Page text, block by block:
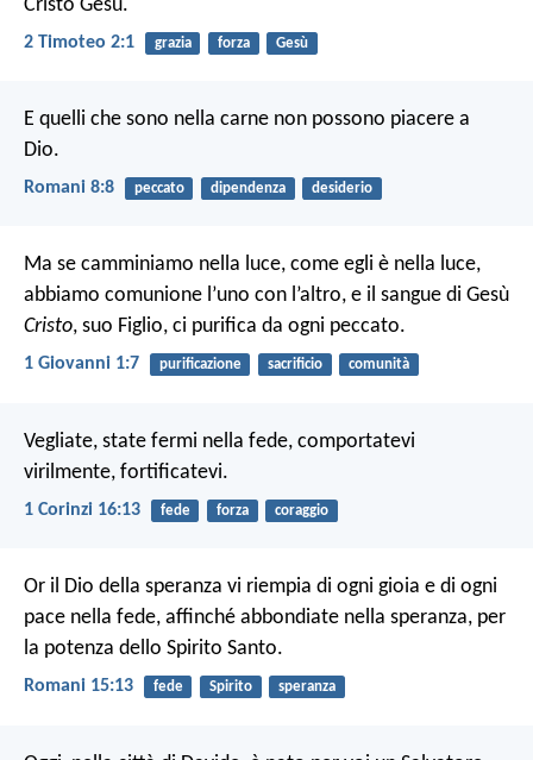
Cristo Gesù.
2 Timoteo 2:1 grazia forza Gesù
E quelli che sono nella carne non possono piacere a
Dio.
Romani 8:8 peccato dipendenza desiderio
Ma se camminiamo nella luce, come egli è nella luce,
abbiamo comunione l’uno con l’altro, e il sangue di Gesù
Cristo, suo Figlio, ci purifica da ogni peccato.
1 Giovanni 1:7 purificazione sacrificio comunità
Vegliate, state fermi nella fede, comportatevi
virilmente, fortificatevi.
1 Corinzi 16:13 fede forza coraggio
Or il Dio della speranza vi riempia di ogni gioia e di ogni
pace nella fede, affinché abbondiate nella speranza, per
la potenza dello Spirito Santo.
Romani 15:13 fede Spirito speranza